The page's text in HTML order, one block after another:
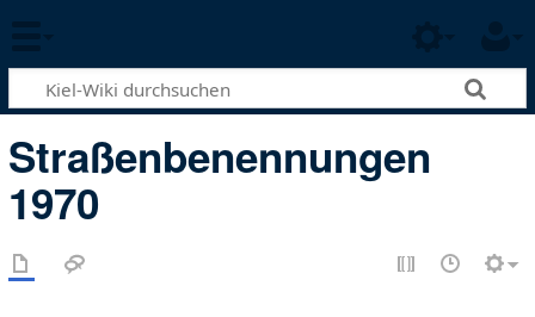
Straßenbenennungen
1970